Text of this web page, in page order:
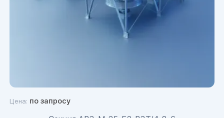
Цена: по запросу